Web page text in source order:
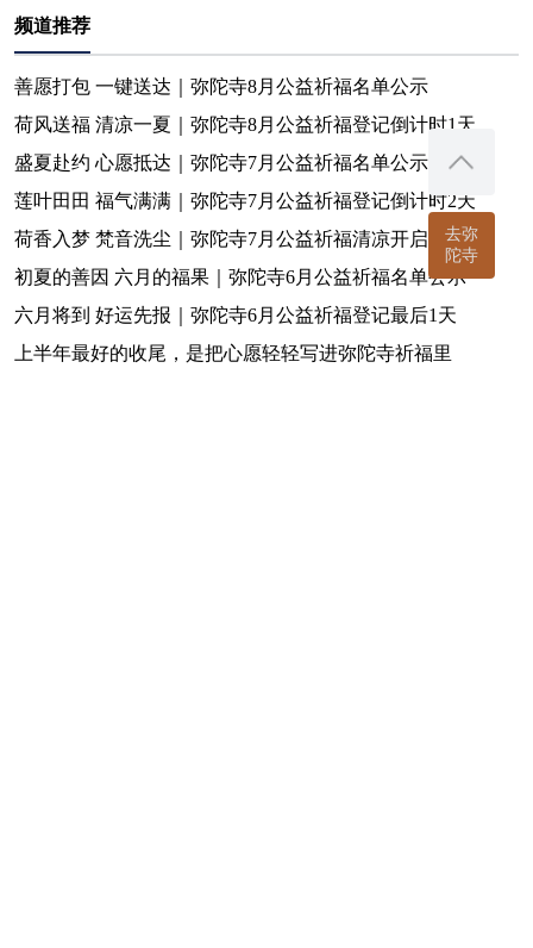
去弥
陀寺
频道推荐
善愿打包 一键送达｜弥陀寺8月公益祈福名单公示
荷风送福 清凉一夏｜弥陀寺8月公益祈福登记倒计时1天
盛夏赴约 心愿抵达｜弥陀寺7月公益祈福名单公示
莲叶田田 福气满满｜弥陀寺7月公益祈福登记倒计时2天
荷香入梦 梵音洗尘｜弥陀寺7月公益祈福清凉开启
初夏的善因 六月的福果｜弥陀寺6月公益祈福名单公示
六月将到 好运先报｜弥陀寺6月公益祈福登记最后1天
上半年最好的收尾，是把心愿轻轻写进弥陀寺祈福里